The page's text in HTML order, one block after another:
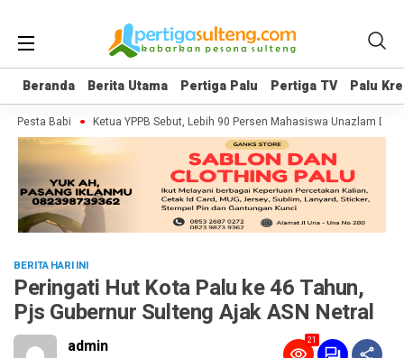
Beranda Berita Utama Pertiga Palu Pertiga TV Palu
Beranda Berita Utama Pertiga Palu Pertiga TV Palu
Babi Ketua YPPB Sebut, Lebih 90 Persen Mahasiswa Unazlam Dapat
BERITA HARI INI
Peringati Hut Kota Palu ke 46 Tahun,
Pjs Gubernur Sulteng Ajak ASN Netral
admin 21